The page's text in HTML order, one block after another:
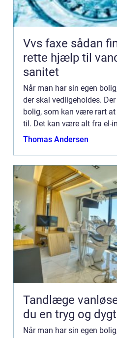
Vvs faxe sådan finder du den
rette hjælp til
sanitet
Når man har sin egen
der skal vedligeholdes.
bolig, som kan være rart
til. Det kan være alt fra el-
havearbejde og til VV...
Thomas Andersen
Tandlæge vanløse sådan
du en tryg og
Når man har sin egen